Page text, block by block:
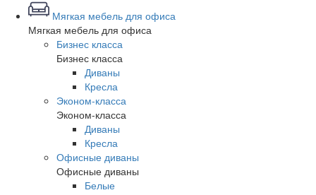
Мягкая мебель для офиса
Мягкая мебель для офиса
Бизнес класса
Бизнес класса
Диваны
Кресла
Эконом-класса
Эконом-класса
Диваны
Кресла
Офисные диваны
Офисные диваны
Белые